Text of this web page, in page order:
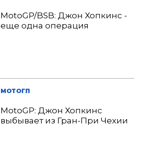
MotoGP/BSB: Джон Хопкинс -
еще одна операция
МОТОГП
MotoGP: Джон Хопкинс
выбывает из Гран-При Чехии